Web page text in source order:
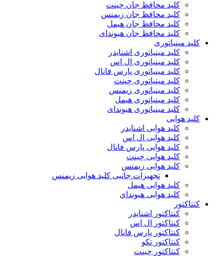
کلید محافظ جان چینت
کلید محافظ جان زیمنس
کلید محافظ جان هیمل
کلید محافظ جان هیوندای
کلید مینیاتوری
کلید مینیاتوری اشنایدر
کلید مینیاتوری ال اس
کلید مینیاتوری پارس فانال
کلید مینیاتوری چینت
کلید مینیاتوری زیمنس
کلید مینیاتوری هیمل
کلید مینیاتوری هیوندای
کلید هوایی
کلید هوایی اشنایدر
کلید هوایی ال اس
کلید هوایی پارس فانال
کلید هوایی چینت
کلید هوایی زیمنس
تجهیزات جانبی کلید هوایی زیمنس
کلید هوایی هیمل
کلید هوایی هیوندای
کنتاکتور
کنتاکتور اشنایدر
کنتاکتور ال اس
کنتاکتور پارس فانال
کنتاکتور تکو
کنتاکتور چینت